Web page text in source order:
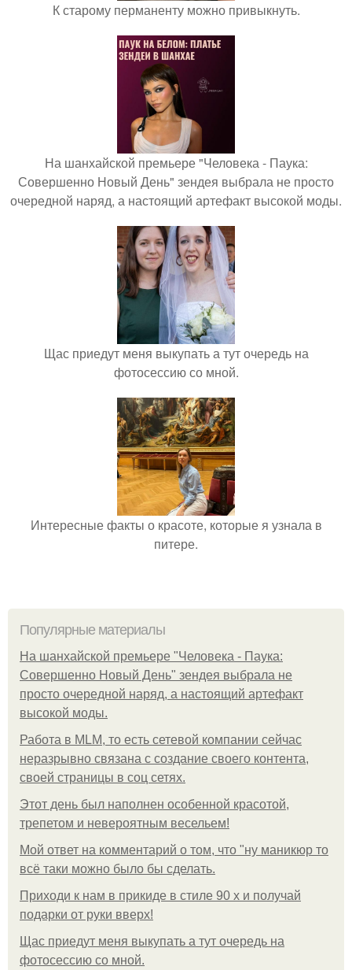
К старому перманенту можно привыкнуть.
На шанхайской премьере "Человека - Паука:
Совершенно Новый День" зендея выбрала не просто
очередной наряд, а настоящий артефакт высокой моды.
Щас приедут меня выкупать а тут очередь на
фотосессию со мной.
Интересные факты о красоте, которые я узнала в
питере.
Популярные материалы
На шанхайской премьере "Человека - Паука:
Совершенно Новый День" зендея выбрала не
просто очередной наряд, а настоящий артефакт
высокой моды.
Работа в MLM, то есть сетевой компании сейчас
неразрывно связана с создание своего контента,
своей страницы в соц сетях.
Этот день был наполнен особенной красотой,
трепетом и невероятным весельем!
Мой ответ на комментарий о том, что "ну маникюр то
всё таки можно было бы сделать.
Приходи к нам в прикиде в стиле 90 х и получай
подарки от руки вверх!
Щас приедут меня выкупать а тут очередь на
фотосессию со мной.